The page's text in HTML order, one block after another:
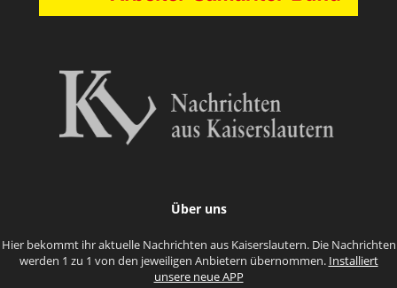
Über uns
Hier bekommt ihr aktuelle Nachrichten aus Kaiserslautern. Die Nachrichten
werden 1 zu 1 von den jeweiligen Anbietern übernommen. Installiert
unsere neue APP